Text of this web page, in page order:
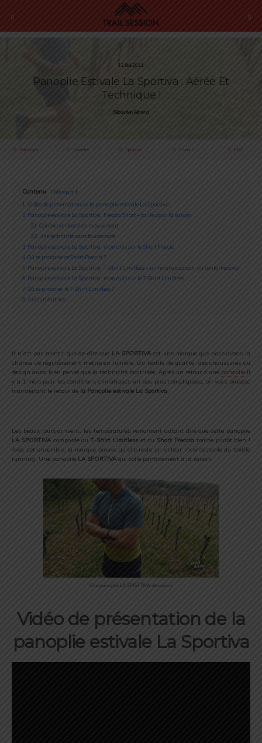
12 Mai 2021
Panoplie Estivale La Sportiva : Aérée Et
Technique !
Sébastien Rémond
Partager Tweeter Épingler E-mail SMS
Contenu Masquer
1 Vidéo de présentation de la panoplie estivale La Sportiva
2 Panoplie estivale La Sportiva : Freccia Short – taillé pour la saison
2.1 Confort et liberté de mouvement
2.2 Une technicité sans fausse note
3 Panoplie estivale La Sportiva : mon avis sur le Short Freccia
4 Où se procurer ce Short Freccia ?
5 Panoplie estivale La Sportiva : T-Shirt Limitless – un haut de saison, un confort estival
6 Panoplie estivale La Sportiva : mon avis sur le T-Shirt Limitless
7 Où se procurer le T-Shirt Limitless ?
8 Auteur/Autrice
Il n’est pas mentir que de dire que LA SPORTIVAest une marque que nous avons la
chance de régulièrement mettre en lumière. Du textile de qualité, des chaussures au
design aussi bien pensé que la technicité maitrisée. Après un retour d’une panoplie il
y a 1 mois pour les conditions climatiques un peu plus compliquées, on vous propose
maintenant le retour de la Panoplie estivale La Sportiva.
Les beaux jours arrivent, les températures remontent autant dire que cette panoplie
LA SPORTIVAcomposée duT-Shirt Limitlesset du Short Freccia tombe plutôt bien !
Avec cet ensemble, la marque prouve qu’elle reste un acteur incontestable du textile
running. Une panoplie LA SPORTIVAqui colle parfaitement à la saison.
Une panoplie LA SPORTIVA de saison
Vidéo de présentation de la
panoplie estivale La Sportiva